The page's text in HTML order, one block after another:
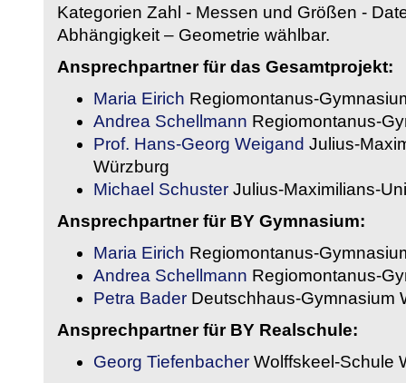
Kategorien Zahl - Messen und Größen -
Abhängigkeit – Geometrie wählbar.
Ansprechpartner für das Gesamtprojekt:
Maria Eirich Regiomontanus-
Andrea Schellmann Regiomontanus-
Prof. Hans-Georg Weigand Julius-
Würzburg
Michael Schuster Julius-Maximilians-
Ansprechpartner für BY Gymnasium:
Maria Eirich Regiomontanus-
Andrea Schellmann Regiomontanus-
Petra Bader Deutschhaus-Gymnasium
Ansprechpartner für BY Realschule:
Georg Tiefenbacher Wolffskeel-Schule